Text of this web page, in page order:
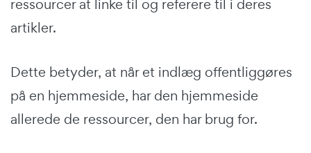
ressourcer at linke til og referere til i deres
artikler.
Dette betyder, at når et indlæg offentliggøres
på en hjemmeside, har den hjemmeside
allerede de ressourcer, den har brug for.